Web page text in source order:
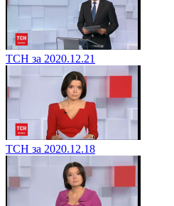
ТСН за 2020.12.21
ТСН за 2020.12.18